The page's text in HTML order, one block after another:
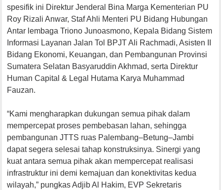
spesifik ini Direktur Jenderal Bina Marga Kementerian PU
Roy Rizali Anwar, Staf Ahli Menteri PU Bidang Hubungan
Antar lembaga Triono Junoasmono, Kepala Bidang Sistem
Informasi Layanan Jalan Tol BPJT Ali Rachmadi, Asisten II
Bidang Ekonomi, Keuangan, dan Pembangunan Provinsi
Sumatera Selatan Basyaruddin Akhmad, serta Direktur
Human Capital & Legal Hutama Karya Muhammad
Fauzan.
“Kami mengharapkan dukungan semua pihak dalam
mempercepat proses pembebasan lahan, sehingga
pembangunan JTTS ruas Palembang–Betung–Jambi
dapat segera selesai tahap konstruksinya. Sinergi yang
kuat antara semua pihak akan mempercepat realisasi
infrastruktur ini demi kemajuan dan konektivitas kedua
wilayah,” pungkas Adjib Al Hakim, EVP Sekretaris